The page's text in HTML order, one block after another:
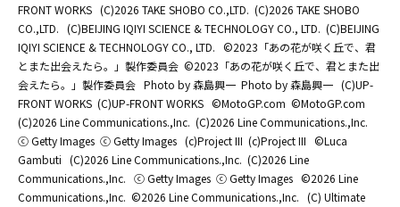
FRONT WORKS (C)2026 TAKE SHOBO CO.,LTD. (C)2026 TAKE SHOBO
CO.,LTD. (C)BEIJING IQIYI SCIENCE & TECHNOLOGY CO., LTD. (C)BEIJING
IQIYI SCIENCE & TECHNOLOGY CO., LTD. ©2023「あの花が咲く丘で、君
とまた出会えたら。」製作委員会 ©2023「あの花が咲く丘で、君とまた出
会えたら。」製作委員会 Photo by 森島興一 Photo by 森島興一 (C)UP-
FRONT WORKS (C)UP-FRONT WORKS ©MotoGP.com ©MotoGP.com
(C)2026 Line Communications.,Inc. (C)2026 Line Communications.,Inc.
ⓒ Getty Images ⓒ Getty Images (c)Project III (c)Project III ©Luca
Gambuti (C)2026 Line Communications.,Inc. (C)2026 Line
Communications.,Inc. ⓒ Getty Images ⓒ Getty Images ©2026 Line
Communications.,Inc. ©2026 Line Communications.,Inc. (C) Ultimate